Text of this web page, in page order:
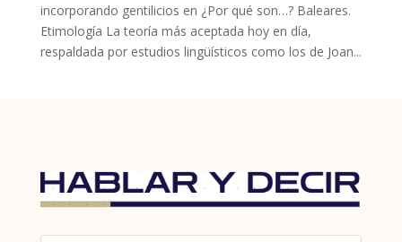
incorporando gentilicios en ¿Por qué son…? Baleares.
Etimología La teoría más aceptada hoy en día,
respaldada por estudios lingüísticos como los de Joan...